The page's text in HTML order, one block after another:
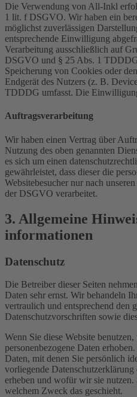
Die Verwendung von All-Inkl
1 lit. f DSGVO. Wir haben ein
möglichst zuverlässigen
entsprechende Einwilligung
Verarbeitung ausschließlich auf
DSGVO und § 25 Abs. 1
Speicherung von Cookies oder
Endgerät des Nutzers (z. B.
TDDDG umfasst. Die
Auftragsverarbeitung
Wir haben einen Vertrag über
Nutzung des oben genannten
es sich um einen
gewährleistet, dass dieser die
Websitebesucher nur nach
der DSGVO verarbeitet.
3. Allgemeine
informationen
Datenschutz
Die Betreiber dieser Seiten
Daten sehr ernst. Wir behandeln
vertraulich und entsprechend den
Datenschutzvorschriften sowie
Wenn Sie diese Website
personenbezogene Daten
Daten, mit denen Sie persönlich
vorliegende
erheben und wofür wir sie
welchem Zweck das geschieht.